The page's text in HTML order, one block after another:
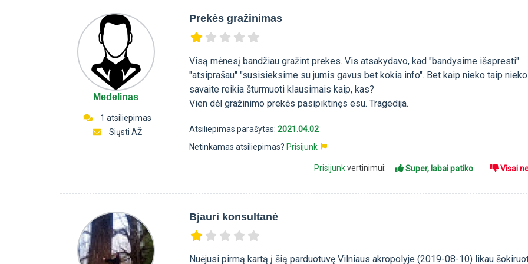
Medelinas
1 atsiliepimas
Siųsti AŽ
Prekės gražinimas
Visą mėnesį bandžiau gražint prekes. Vis atsakydavo, kad "bandysime išspresti"
"atsiprašau" "susisieksime su jumis gavus bet kokia info". Bet kaip nieko taip
savaite reikia šturmuoti klausimais kaip, kas?
Vien dėl gražinimo prekės pasipiktinęs esu. Tragedija.
Atsiliepimas parašytas:2021.04.02
Netinkamas atsiliepimas?Prisijunk
Prisijunkvertinimui: Super, labai patiko Visai
Bjauri konsultanė
Nuėjusi pirmą kartą į šią parduotuvę Vilniaus akropolyje (2019-08-10) likau